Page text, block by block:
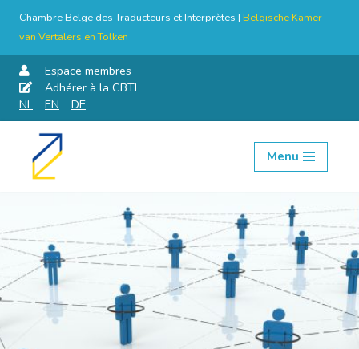
Chambre Belge des Traducteurs et Interprètes | Belgische Kamer
van Vertalers en Tolken
Espace membres
Adhérer à la CBTI
NL
EN DE
Aller
Menu